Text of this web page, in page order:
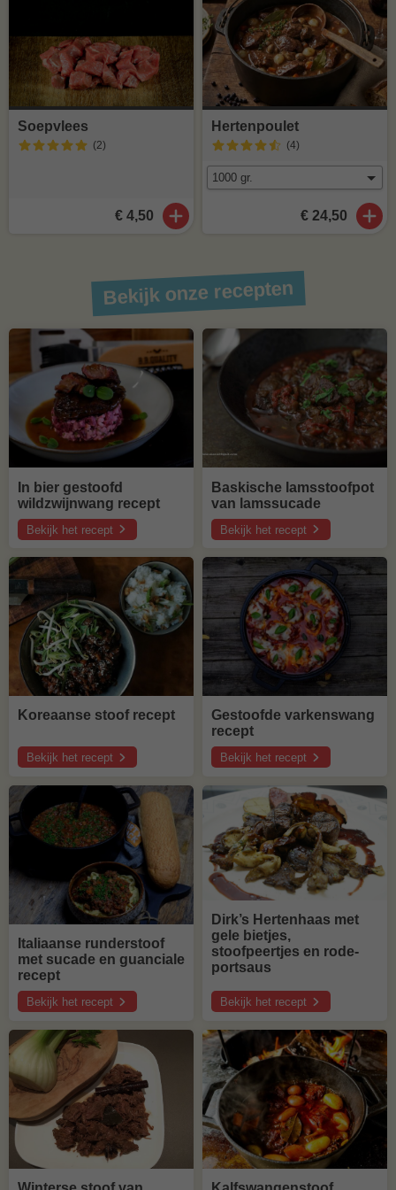
Soepvlees
(2)
€ 4,50
Hertenpoulet
(4)
€ 24,50
Bekijk onze recepten
In bier gestoofd
wildzwijnwang recept
Bekijk het recept
over
In
bier
gestoofd
wildzwijnwang
recept
Baskische lamsstoofpot
van lamssucade
Bekijk het recept
over
Baskische
lamsstoofpot
van
lamssucade
Koreaanse stoof recept
Bekijk het recept
over
stoof
recept
Gestoofde varkenswang
recept
Bekijk het recept
over
recept
Italiaanse runderstoof
met sucade en guanciale
recept
Bekijk het recept
over
runderstoof
met
sucade
guanciale
recept
Dirk’s Hertenhaas met
gele bietjes,
stoofpeertjes en rode-
portsaus
Bekijk het recept
over
Hertenhaas
met
gele
bietjes,
stoofpeertjes
en
rode-
portsaus